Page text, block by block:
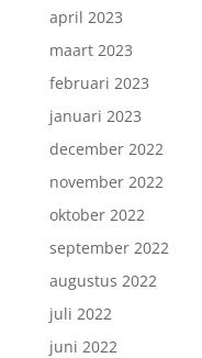
april 2023
maart 2023
februari 2023
januari 2023
december 2022
november 2022
oktober 2022
september 2022
augustus 2022
juli 2022
juni 2022